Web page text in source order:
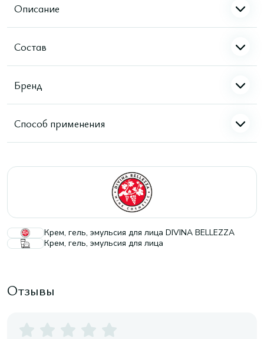
Описание
Состав
Бренд
Способ применения
Крем, гель, эмульсия для лица DIVINA BELLEZZA
Крем, гель, эмульсия для лица
Отзывы